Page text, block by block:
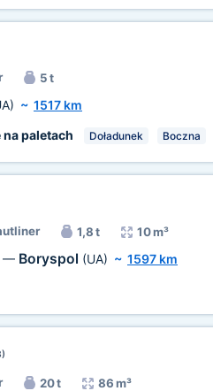
5 t
~ 1517 km
paletach
Doładunek Boczna
1,8 t 10 m³
— Boryspol (UA) ~ 1597 km
20 t 86 m³